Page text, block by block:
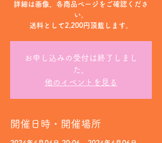
詳細は画像、各商品ページをご確認くださ
い。
送料として2,200円頂戴します。
お申し込みの受付は終了しまし
た。
他のイベントを見る
開催日時・開催場所